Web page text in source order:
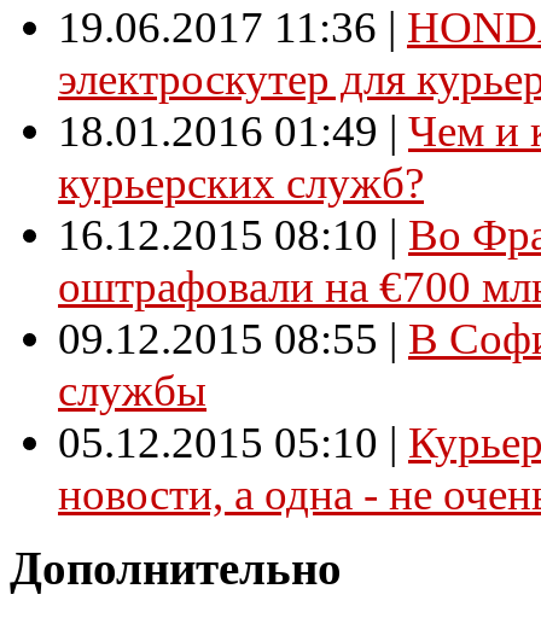
19.06.2017 11:36 |
электроскутер для
18.01.2016 01:49 | Чем и
курьерских служб?
16.12.2015 08:10 | Во
оштрафовали на €700
09.12.2015 08:55 | В
службы
05.12.2015 05:10 |
новости, а одна - не
Дополнительно